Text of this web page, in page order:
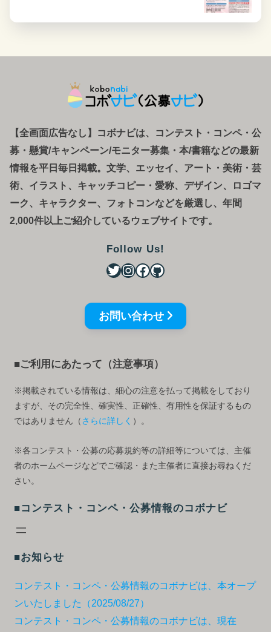
【全画面広告なし】コボナビは、コンテスト・コンペ・ 公
募 ・ 懸賞/キャンペーン/モニター募集・本/書籍などの最新
情報を平日毎日掲載。文学、エッセイ、アート・美術・芸
術、イラスト、キャッチコピー・愛称、デザイン、ロゴマ
ーク、キャラクター、フォトコンなどを厳選し、年間
2,000件以上ご紹介しているウェブサイトです。
Follow Us!
お問い合わせ
■ご利用にあたって（注意事項）
※掲載されている情報は、細心の注意を払って掲載をしており
ますが、その完全性、確実性、正確性、有用性を保証するもの
ではありません（ さらに詳しく ）。
※各コンテスト・公募の応募規約等の詳細等については、主催
者のホームページなどでご確認・また主催者に直接お尋ねくだ
さい。
■コンテスト・コンペ・公募情報のコボナビ
■お知らせ
コンテスト・コンペ・公募情報のコボナビは、本オープ
ンいたしました（2025/08/27）
コンテスト・コンペ・公募情報のコボナビは、現在